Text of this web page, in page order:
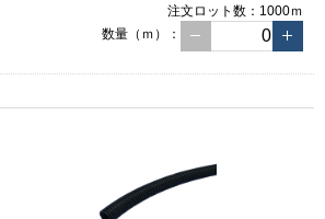
注文ロット数： 1000ｍ
数量（ｍ）：